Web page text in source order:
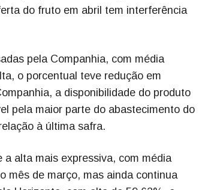
do fruto em abril tem interferência
pela Companhia, com média
o porcentual teve redução em
a disponibilidade do produto
pela maior parte do abastecimento do
à última safra.
alta mais expressiva, com média
mês de março, mas ainda continua